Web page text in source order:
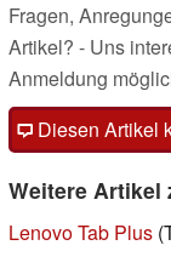
Fragen,
Artikel? - Uns
Anmeldung
Diesen Artikel
Weitere Artikel
Lenovo Tab Plus